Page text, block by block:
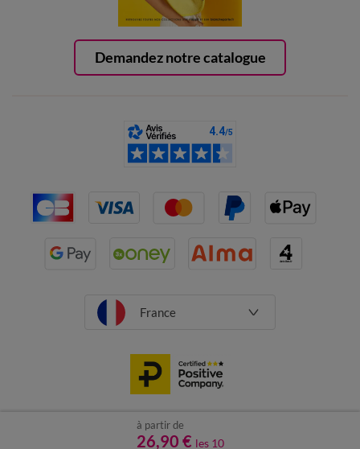
à partir de
26,90 € les 10
Demandez notre catalogue
France
Mentions légales Données personnelles